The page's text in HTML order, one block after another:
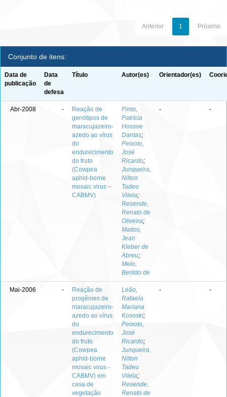
Anterior 1 Próximo
Conjunto de itens:
Data de
publicação
Data
de
defesa
Título Autor(es) Orientador(es)
Abr-2008 -
Reação de
genótipos de
maracujazeiro-
azedo ao vírus
do
endurecimento
do fruto
(Cowpea
aphid-borne
mosaic virus –
CABMV)
Pinto,
Patrícia
Hossoe
Dantas;
Peixoto,
José
Ricardo;
Junqueira,
Nilton
Tadeu
Vilela;
Resende,
Renato de
Oliveira;
Mattos,
Jean
Kleber de
Abreu;
Melo,
Berildo de
- -
Mai-2006 -
Reação de
progênies de
maracujazeiro-
azedo ao vírus
do
endurecimento
do fruto
(Cowpea
aphid-borne
mosaic virus -
CABMV) em
casa de
vegetação
Leão,
Rafaela
Mariana
Kososki;
Peixoto,
José
Ricardo;
Junqueira,
Nilton
Tadeu
Vilela;
Resende,
Renato de
- -